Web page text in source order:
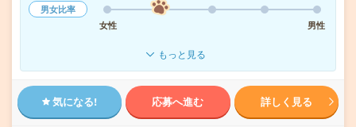
男女比率
女性
男性
もっと見る
気になる! 応募へ進む 詳しく見る